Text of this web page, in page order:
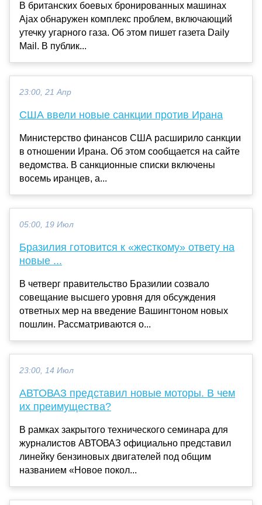
В британских боевых бронированных машинах
Ajax обнаружен комплекс проблем, включающий
утечку угарного газа. Об этом пишет газета Daily
Mail. В публик...
23:00, 21 Апр
США ввели новые санкции против Ирана
Министерство финансов США расширило санкции
в отношении Ирана. Об этом сообщается на сайте
ведомства. В санкционные списки включены
восемь иранцев, а...
05:00, 19 Июл
Бразилия готовится к «жесткому» ответу на
новые ...
В четверг правительство Бразилии созвало
совещание высшего уровня для обсуждения
ответных мер на введение Вашингтоном новых
пошлин. Рассматриваются о...
23:00, 14 Июл
АВТОВАЗ представил новые моторы. В чем
их преимущества?
В рамках закрытого технического семинара для
журналистов АВТОВАЗ официально представил
линейку бензиновых двигателей под общим
названием «Новое покол...